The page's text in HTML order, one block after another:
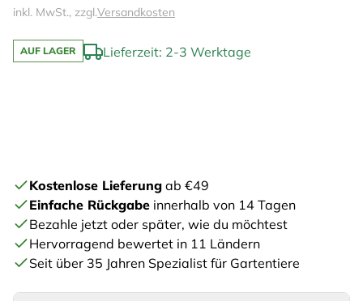
inkl. MwSt., zzgl.Versandkosten
AUF LAGER Lieferzeit: 2-3 Werktage
Kostenlose Lieferung ab €49
Einfache Rückgabe innerhalb von 14 Tagen
Bezahle jetzt oder später, wie du möchtest
Hervorragend bewertet in 11 Ländern
Seit über 35 Jahren Spezialist für Gartentiere